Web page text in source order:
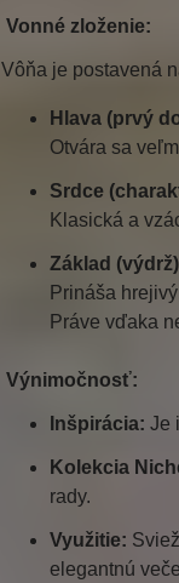
Vonné zloženie:
Vôňa je postavená
Hlava (prvý
Otvára sa
Srdce
Klasická a
Základ
Prináša
Práve vďaka
Výnimočnosť:
Inšpirácia: Je
Kolekcia
rady.
Využitie:
elegantnú